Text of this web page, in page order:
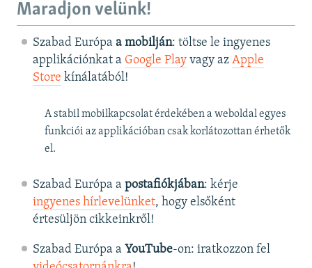
Maradjon velünk!
Szabad Európa a mobilján: töltse le ingyenes
applikációnkat a Google Playvagy az Apple
Store kínálatából!
A stabil mobilkapcsolat érdekében a weboldal egyes
funkciói az applikációban csak korlátozottan érhetők
el.
Szabad Európa a postafiókjában: kérje
ingyenes hírlevelünket, hogy elsőként
értesüljön cikkeinkről!
Szabad Európa a YouTube-on: iratkozzon fel